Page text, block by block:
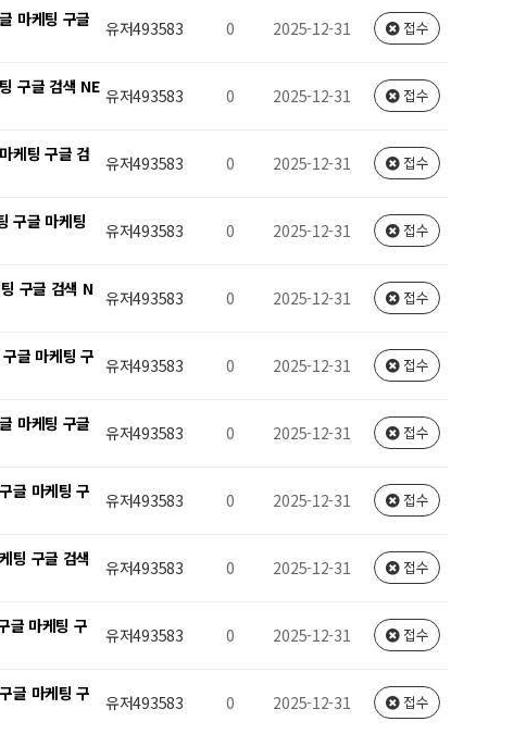
마케팅 구글
유저493583 0 2025-12-31 접수
구글 검색 NE 유저493583 0 2025-12-31 접수
케팅 구글 검
유저493583 0 2025-12-31 접수
구글 마케팅
유저493583 0 2025-12-31 접수
구글 검색 N 유저493583 0 2025-12-31 접수
글 마케팅 구 유저493583 0 2025-12-31 접수
마케팅 구글
유저493583 0 2025-12-31 접수
글 마케팅 구
유저493583 0 2025-12-31 접수
팅 구글 검색
유저493583 0 2025-12-31 접수
글 마케팅 구
유저493583 0 2025-12-31 접수
글 마케팅 구
유저493583 0 2025-12-31 접수